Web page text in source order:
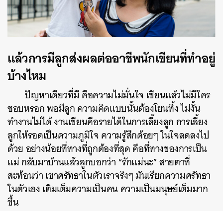
แล้วการมีลูกส่งผลต่ออาชีพนักเขียนที่ทำอยู่
บ้างไหม
ปัญหาเดียวที่มี คือความไม่มั่นใจ เขียนแล้วไม่มีใคร
ชอบหรอก พอมีลูก ความคิดแบบนั้นต้องโยนทิ้ง ไม่งั้น
ทำงานไม่ได้ งานเขียนคือรายได้ในการเลี้ยงลูก การเลี้ยง
ลูกให้รอดเป็นความภูมิใจ ความรู้สึกด้อยๆ ในใจลดลงไป
ด้วย อย่างน้อยที่ทางที่ถูกต้องที่สุด คือที่ทางของการเป็น
แม่ กลับมาบ้านแล้วลูกบอกว่า “รักแม่นะ” สายตาที่
สะท้อนว่า เขาศรัทธาในตัวเราจริงๆ มันเรียกความศรัทธา
ในตัวเอง เติมเต็มความเป็นคน ความเป็นมนุษย์เต็มมาก
ขึ้น